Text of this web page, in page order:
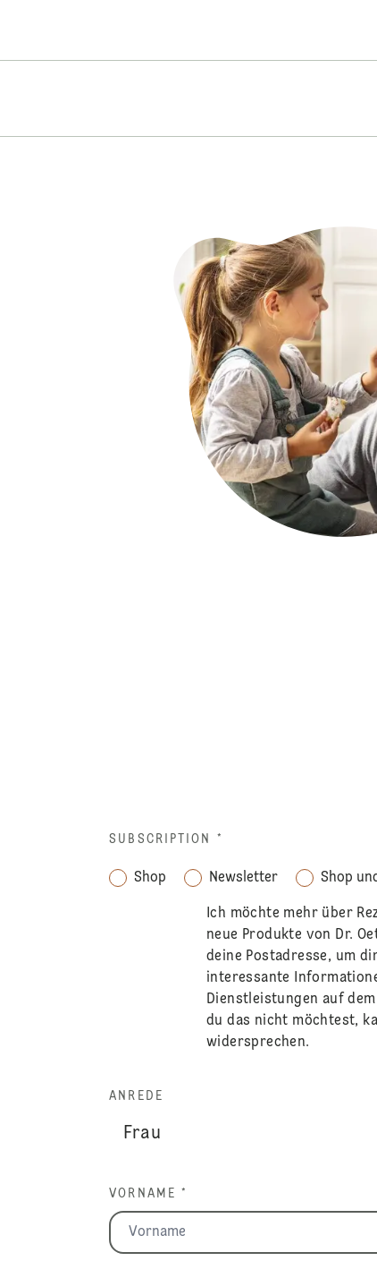
SUBSCRIPTION *
Shop Newsletter Shop
Ich möchte mehr über
neue Produkte von Dr.
deine Postadresse, um
interessante
Dienstleistungen auf
du das nicht möchtest,
widersprechen.
ANREDE
VORNAME *